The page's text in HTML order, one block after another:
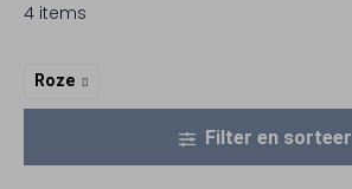
4 items
Roze
Filter en sorteer